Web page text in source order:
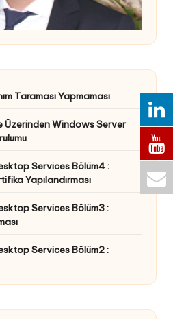
Taraması Yapmaması
Üzerinden Windows Server
Services Bölüm4 :
Yapılandırması
Services Bölüm3 :
Services Bölüm2 :